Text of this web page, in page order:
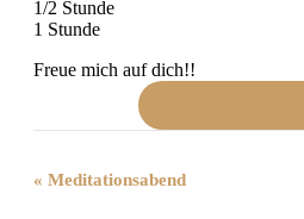
1/2 Stunde
1 Stunde
Freue mich auf dich!!
Veranstaltung-
« Meditationsabend